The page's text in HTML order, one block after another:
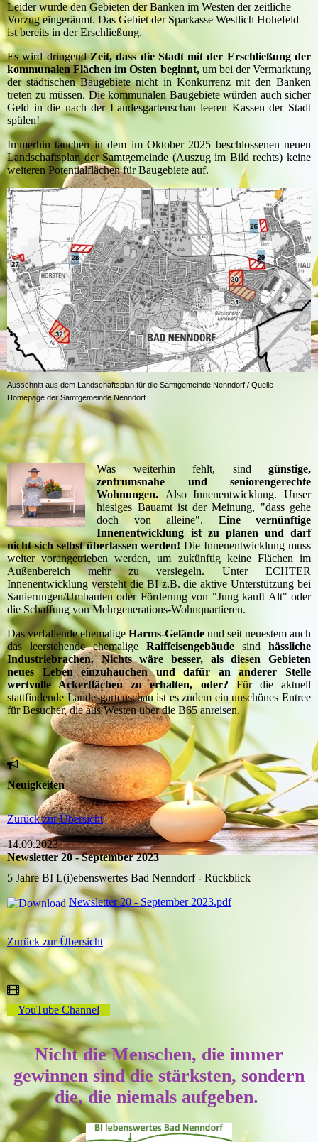
Leider wurde den Gebieten der Banken im Westen der zeitliche
Vorzug eingeräumt. Das Gebiet der Sparkasse Westlich Hohefeld
ist bereits in der Erschließung.
Es wird dringendZeit, dass die Stadt mit der Erschließung der
kommunalen Flächen im Osten beginnt, um bei der Vermarktung
der städtischen Baugebiete nicht in Konkurrenz mit den Banken
treten zu müssen. Die kommunalen Baugebiete würden auch sicher
Geld in die nach der Landesgartenschau leeren Kassen der Stadt
spülen!
Immerhin tauchen in dem im Oktober 2025 beschlossenen neuen
Landschaftsplan der Samtgemeinde (Auszug im Bild rechts) keine
weiteren Potentialflächen für Baugebiete auf.
Ausschnitt aus dem Landschaftsplan für die Samtgemeinde Nenndorf / Quelle
Homepage der Samtgemeinde Nenndorf
Was weiterhin fehlt, sind günstige,
zentrumsnahe und seniorengerechte
Wohnungen. Also Innenentwicklung. Unser
hiesiges Bauamt ist der Meinung, "dass gehe
doch von alleine". Eine vernünftige
Innenentwicklung ist zu planen und darf
nicht sich selbst überlassen werden!Die Innenentwicklung muss
weiter vorangetrieben werden, um zukünftig keine Flächen im
Außenbereich mehr zu versiegeln. Unter ECHTER
Innenentwicklung versteht die BI z.B. die aktive Unterstützung bei
Sanierungen/Umbauten oder Förderung von "Jung kauft Alt" oder
die Schaffung von Mehrgenerations-Wohnquartieren.
Das verfallende ehemalige Harms-Gelände und seit neuestem auch
das leerstehende ehemalige Raiffeisengebäude sind hässliche
Industriebrachen.Nichts wäre besser, als diesen Gebieten
neues Leben einzuhauchen und dafür an anderer Stelle
wertvolle Ackerflächen zu erhalten, oder?Für die aktuell
stattfindende Landesgartenschau ist es zudem ein unschönes Entree
für Besucher, die aus Westen über die B65 anreisen.
Neuigkeiten
Zurück zur Übersicht
14.09.2023
Newsletter 20 - September 2023
5 Jahre BI L(i)ebenswertes Bad Nenndorf - Rückblick
Newsletter 20 - September 2023.pdf
Zurück zur Übersicht
YouTube Channel
Nicht die Menschen, die immer
gewinnen sind die stärksten, sondern
die, die niemals aufgeben.